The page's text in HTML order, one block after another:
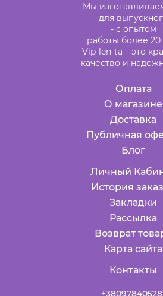
Мы
для
- с опытом
работы более 20
Vip-len-ta – это
качество и
Оплата
О магазине
Доставка
Публичная
Блог
Личный
История
Закладки
Рассылка
Возврат
Карта сайта
Контакты